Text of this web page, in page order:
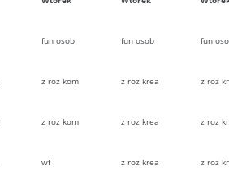
fun osob fun osob fun
z roz kom z roz krea z roz
z roz kom z roz krea z roz
wf z roz krea z roz